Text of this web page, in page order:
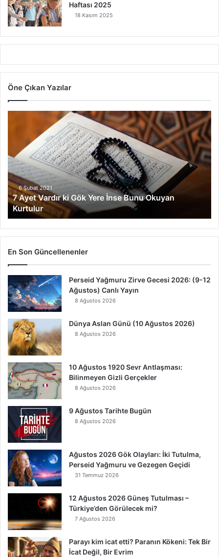
Haftası 2025
18 Kasım 2025
Öne Çıkan Yazılar
t
V
a
r
d
r
k
i
G
Y
e
r
e
n
s
e
B
u
n
u
k
a
K
u
r
u
r
6 Şubat 2021
7 Ayet Vardır ki Gök Yere İnse Bunu Okuyan
Kurtulur
En Son Güncellenenler
Perseid Yağmuru Zirve Gecesi 2026: (9-12
Ağustos) Canlı Yayın
8 Ağustos 2026
Dünya Aslan Günü (10 Ağustos 2026)
8 Ağustos 2026
10 Ağustos 1920 Sevr Antlaşması:
Bilinmeyen Gizli Gerçekler
8 Ağustos 2026
9 Ağustos Tarihte Bugün
8 Ağustos 2026
Ağustos 2026 Gök Olayları: İki Tutulma,
Perseid Yağmuru ve Gezegen Geçidi
31 Temmuz 2026
12 Ağustos 2026 Güneş Tutulması –
Türkiye’den Görülecek mi?
7 Ağustos 2026
Parayı kim icat etti? Paranın Kökeni: Tek Bir
İcat Değil, Bir Evrim